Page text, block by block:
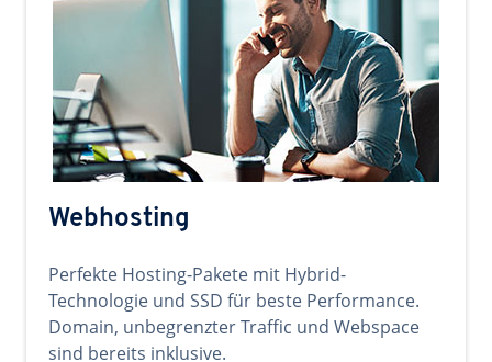
Webhosting
Perfekte Hosting-Pakete mit Hybrid-
Technologie und SSD für beste Performance.
Domain, unbegrenzter Traffic und Webspace
sind bereits inklusive.